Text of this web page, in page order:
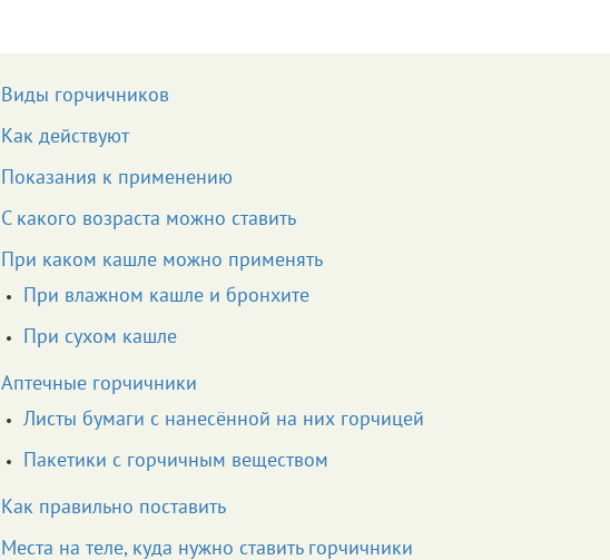
Виды горчичников
Как действуют
Показания к применению
С какого возраста можно ставить
При каком кашле можно применять
При влажном кашле и бронхите
При сухом кашле
Аптечные горчичники
Листы бумаги с нанесённой на них горчицей
Пакетики с горчичным веществом
Как правильно поставить
Места на теле, куда нужно ставить горчичники